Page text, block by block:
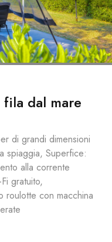
dal mare
di grandi dimensioni
spiaggia, Superfice:
alla corrente
gratuito,
roulotte con macchina